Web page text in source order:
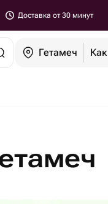
Доставка от 30 минут
Гетамеч